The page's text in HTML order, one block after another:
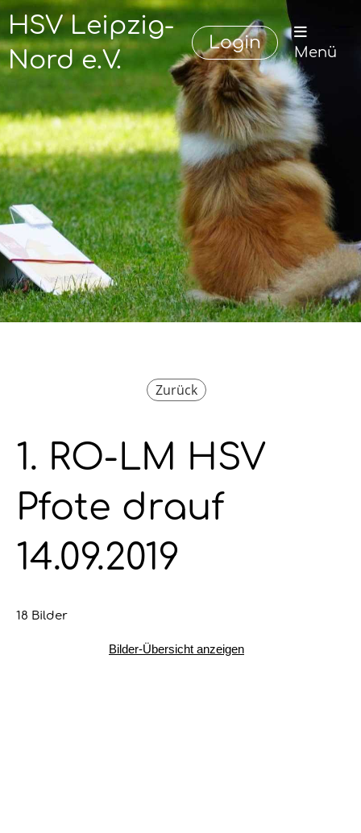
HSV Leipzig-
Nord e.V.
Login Menü
Zurück
1. RO-LM HSV
Pfote drauf
14.09.2019
18 Bilder
Bilder-Übersicht anzeigen